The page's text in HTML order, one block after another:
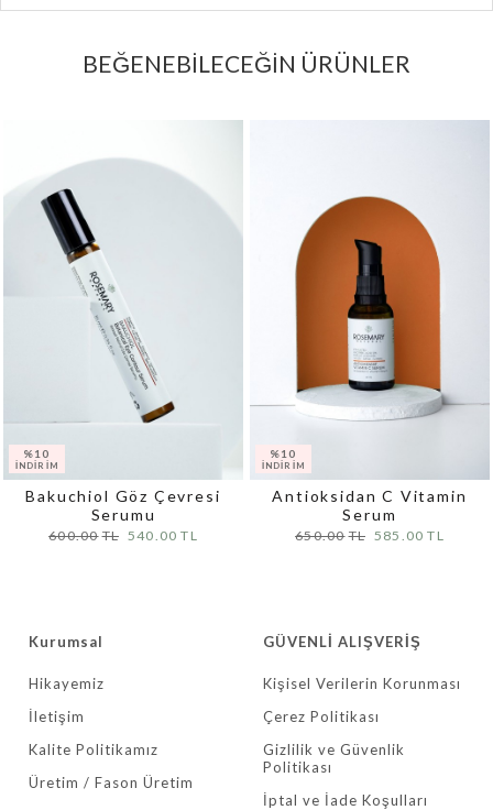
BEĞENEBİLECEĞİN ÜRÜNLER
Bakuchiol Göz Çevresi
Serumu
600.00 540.00
Antioksidan C Vitamin
Serum
650.00 585.00
Kurumsal
Hikayemiz
İletişim
Kalite Politikamız
Üretim / Fason Üretim
GÜVENLİ ALIŞVERİŞ
Kişisel Verilerin Korunması
Çerez Politikası
Gizlilik ve Güvenlik
Politikası
İptal ve İade Koşulları